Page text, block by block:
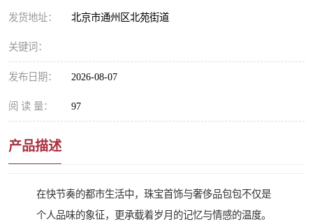
发货地址： 北京市通州区北苑街道
关键词：
发布日期： 2026-08-07
阅 读 量： 97
产品描述
在快节奏的都市生活中，珠宝首饰与奢侈品包包不仅是
个人品味的象征，更承载着岁月的记忆与情感的温度。